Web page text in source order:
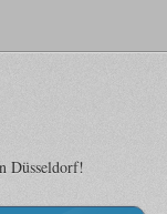
Düsseldorf!